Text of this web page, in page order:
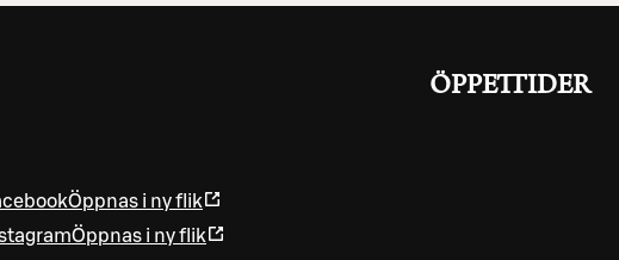
Öppnas i ny flik
Öppnas i ny flik
ÖPPETTIDER